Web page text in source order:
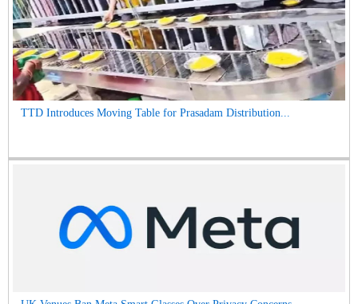
TTD Introduces Moving Table for Prasadam Distribution...